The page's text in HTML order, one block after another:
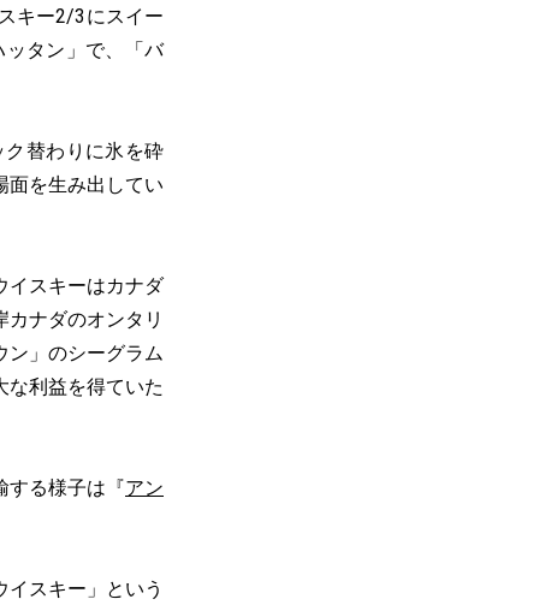
キー2/3にスイー
タン」で、「バ
替わりに氷を砕
面を生み出してい
イスキーはカナダ
ナダのオンタリ
ン」のシーグラム
な利益を得ていた
する様子は『アン
スキー」という